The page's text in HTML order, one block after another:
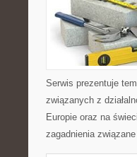
Serwis prezentuje
związanych z
Europie oraz na
zagadnienia